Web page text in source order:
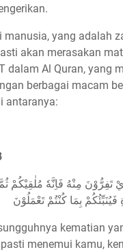
manusia, yang adalah
akan merasakan
dalam Al Quran, yang
berbagai macam
antaranya:
تَفِرُّوْنَ مِنْهُ فَاِنَّهٗ مُلٰقِيْكُمْ
kematian
menemui kamu,